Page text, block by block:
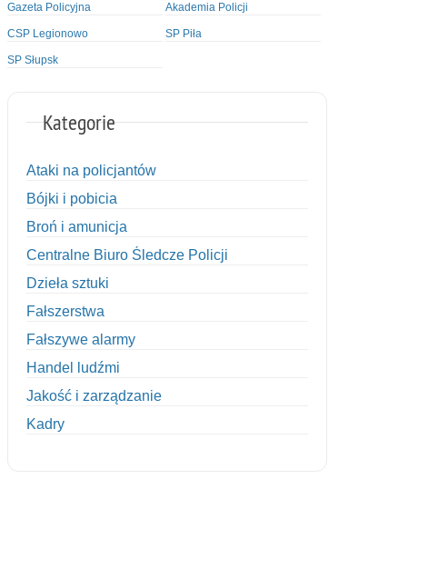
Gazeta Policyjna Akademia Policji
CSP Legionowo SP Piła
SP Słupsk
Kategorie
Ataki na policjantów
Bójki i pobicia
Broń i amunicja
Centralne Biuro Śledcze Policji
Dzieła sztuki
Fałszerstwa
Fałszywe alarmy
Handel ludźmi
Jakość i zarządzanie
Kadry